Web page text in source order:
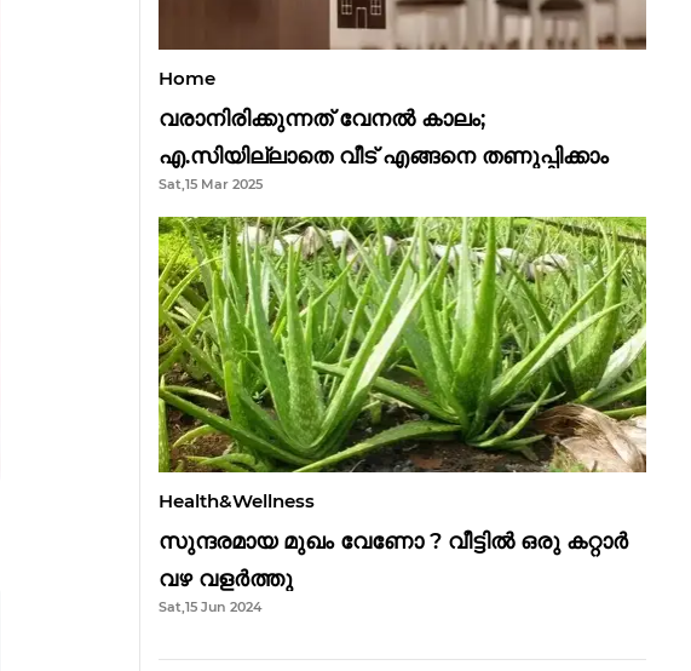
Home
വരാനിരിക്കുന്നത് വേനൽ കാലം;
എ.സിയില്ലാതെ വീട് എങ്ങനെ തണുപ്പിക്കാം
Sat,15 Mar 2025
Health&Wellness
സുന്ദരമായ മുഖം വേണോ ? വീട്ടിൽ ഒരു കറ്റാർ
വഴ വളർത്തു
Sat,15 Jun 2024